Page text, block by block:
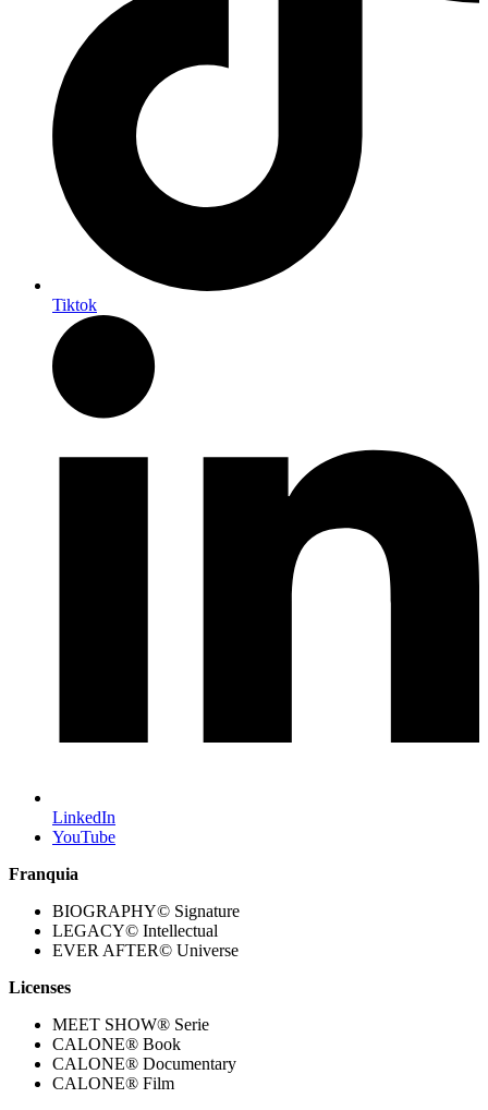
Tiktok
LinkedIn
YouTube
Franquia
BIOGRAPHY© Signature
LEGACY© Intellectual
EVER AFTER© Universe
Licenses
MEET SHOW® Serie
CALONE® Book
CALONE® Documentary
CALONE® Film